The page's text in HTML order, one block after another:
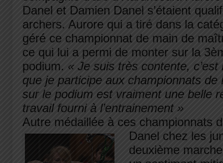
Danel et Damien Danel s’étaient
archers. Aurore qui a tiré dans la
géré ce championnat de main de
ce qui lui a permi de monter sur la
podium. « Je suis très contente,
que je participe aux championnats
sur le podium est vraiment une belle
travail fourni à l’entrainement »
Autre médaillée à ces championnats
Danel chez les
deuxième